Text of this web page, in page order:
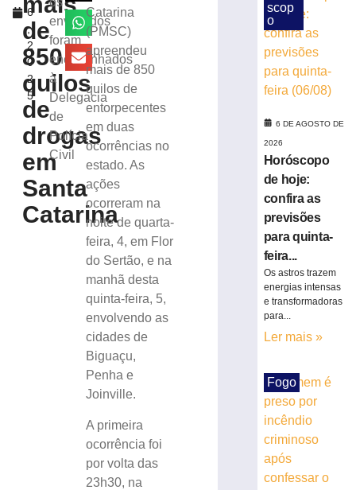
6
,
2
0
2
5
de
850
quilos
de
drogas
em
Santa
Catarina
envolvidos
foram
encaminhados
à
Delegacia
de
Polícia
Civil
Catarina
(PMSC)
apreendeu
mais de 850
quilos de
entorpecentes
em duas
ocorrências no
estado. As
ações
ocorreram na
noite de quarta-
feira, 4, em Flor
do Sertão, e na
manhã desta
quinta-feira, 5,
envolvendo as
cidades de
Biguaçu,
Penha e
Joinville.
A primeira
ocorrência foi
por volta das
23h30, na
criminoso
após
confessar
crime
Polícia
agosto
mais
Motorista
ferido
cachorro
colidir
contra
poste
scop
o
6 DE AGOSTO DE
2026
Horóscopo
de hoje:
confira as
previsões
para quinta-
feira...
Os astros trazem
energias intensas
e transformadoras
para...
Ler mais »
Fogo